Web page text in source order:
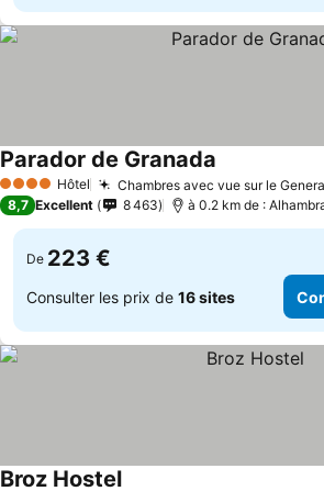
4 Étoiles Hôtel Chambres avec vue sur le
Parador de Granada
8,7 Excellent 8 463 à 0.2 km de :
De 223 €
Consulter les prix de 16 sites
Broz Hostel